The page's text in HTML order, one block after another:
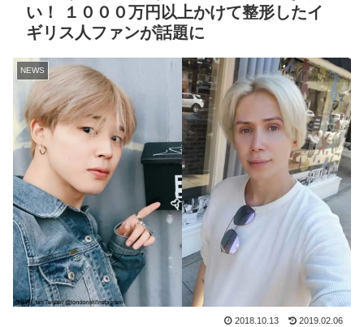
い！ １０００万円以上かけて整形したイ
ギリス人ファンが話題に
NEWS
2018.10.13 2019.02.06